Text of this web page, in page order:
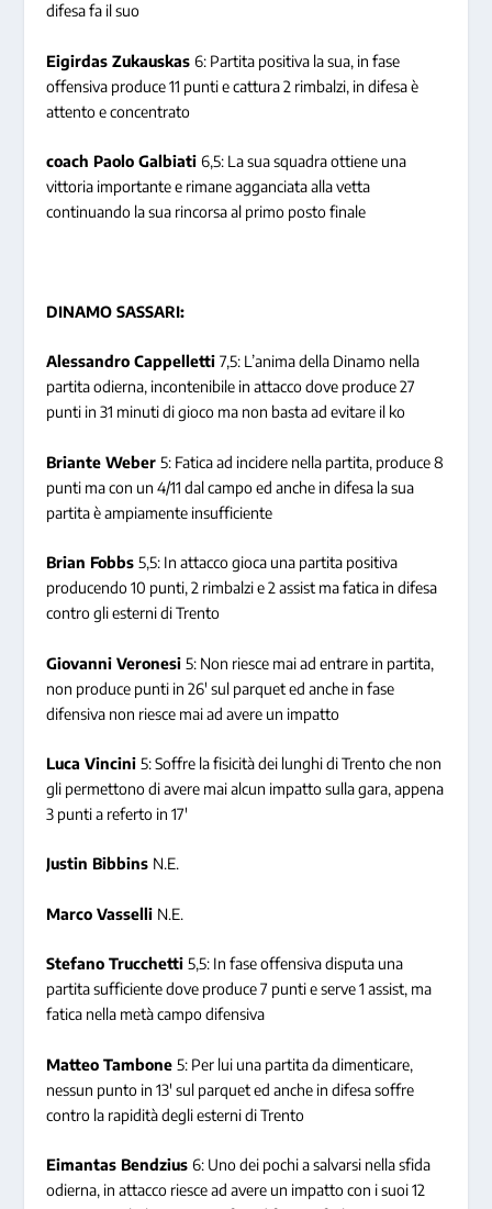
difesa fa il suo
Eigirdas Zukauskas6: Partita positiva la sua, in fase
offensiva produce 11 punti e cattura 2 rimbalzi, in difesa è
attento e concentrato
coach Paolo Galbiati6,5: La sua squadra ottiene una
vittoria importante e rimane agganciata alla vetta
continuando la sua rincorsa al primo posto finale
DINAMO SASSARI:
Alessandro Cappelletti7,5: L’anima della Dinamo nella
partita odierna, incontenibile in attacco dove produce 27
punti in 31 minuti di gioco ma non basta ad evitare il ko
Briante Weber 5: Fatica ad incidere nella partita, produce 8
punti ma con un 4/11 dal campo ed anche in difesa la sua
partita è ampiamente insufficiente
Brian Fobbs 5,5: In attacco gioca una partita positiva
producendo 10 punti, 2 rimbalzi e 2 assist ma fatica in difesa
contro gli esterni di Trento
Giovanni Veronesi 5: Non riesce mai ad entrare in partita,
non produce punti in 26′ sul parquet ed anche in fase
difensiva non riesce mai ad avere un impatto
Luca Vincini 5: Soffre la fisicità dei lunghi di Trento che non
gli permettono di avere mai alcun impatto sulla gara, appena
3 punti a referto in 17′
Justin Bibbins N.E.
Marco Vasselli N.E.
Stefano Trucchetti 5,5: In fase offensiva disputa una
partita sufficiente dove produce 7 punti e serve 1 assist, ma
fatica nella metà campo difensiva
Matteo Tambone 5: Per lui una partita da dimenticare,
nessun punto in 13′ sul parquet ed anche in difesa soffre
contro la rapidità degli esterni di Trento
Eimantas Bendzius6: Uno dei pochi a salvarsi nella sfida
odierna, in attacco riesce ad avere un impatto con i suoi 12